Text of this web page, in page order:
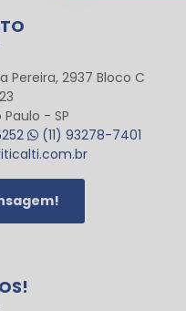
Pereira, 2937 Bloco C
- SP
(11) 93278-7401